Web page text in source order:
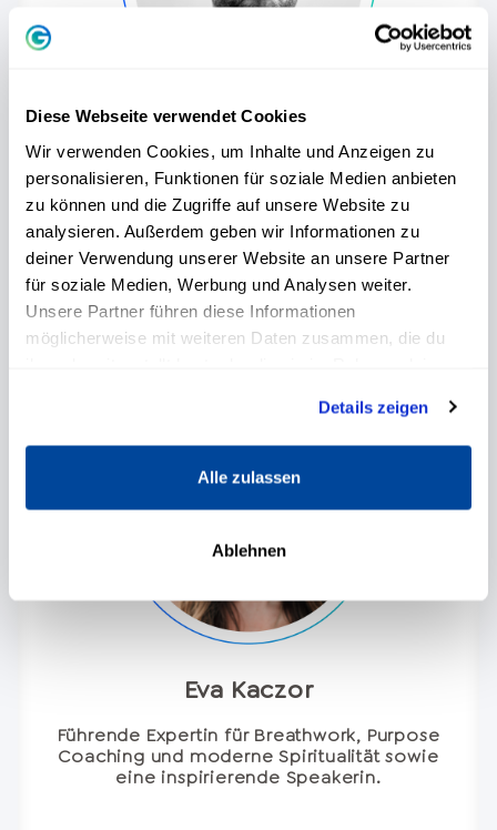
Diese Webseite verwendet Cookies
Wir verwenden Cookies, um Inhalte und Anzeigen zu
personalisieren, Funktionen für soziale Medien anbieten
zu können und die Zugriffe auf unsere Website zu
analysieren. Außerdem geben wir Informationen zu
deiner Verwendung unserer Website an unsere Partner
für soziale Medien, Werbung und Analysen weiter.
Unsere Partner führen diese Informationen
möglicherweise mit weiteren Daten zusammen, die du
Details zeigen
Alle zulassen
Ablehnen
Bent Mühürcüoglu
Visionärer Unternehmer, Coach und Autor,
der Menschen auf ihrem Weg zu innerer
Transformation begleitet.
Eva Kaczor
Führende Expertin für Breathwork, Purpose
Coaching und moderne Spiritualität sowie
eine inspirierende Speakerin.